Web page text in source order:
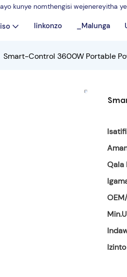
kunye nomthengisi wejenereyitha
Iinkonzo _Malunga
Smart-Control 3600W Portable
Qala